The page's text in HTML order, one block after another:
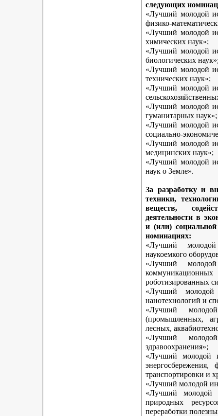
следующих
«Лучший молодой
физико-
«Лучший молодой
химических наук»;
«Лучший молодой
биологических
«Лучший молодой
технических наук»;
«Лучший молодой
«Лучший молодой
гуманитарных наук»;
«Лучший молодой
социально-
«Лучший молодой
медицинских наук»;
«Лучший молодой
наук о Земле».
За разработку и
техники,
веществ,
деятельности в
и (или)
номинациях:
«Лучший
наукоемкого
«Лучший
роботизированных
«Лучший
нанотехнологий и
«Лучший
(промышленных,
лесных,
«Лучший
здравоохранения»;
«Лучший молодой
транспортировки и
«Лучший молодой
«Лучший молодой
природных
переработки